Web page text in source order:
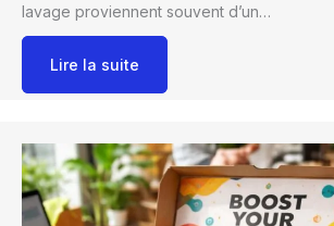
lavage proviennent souvent d’un…
Lire la suite